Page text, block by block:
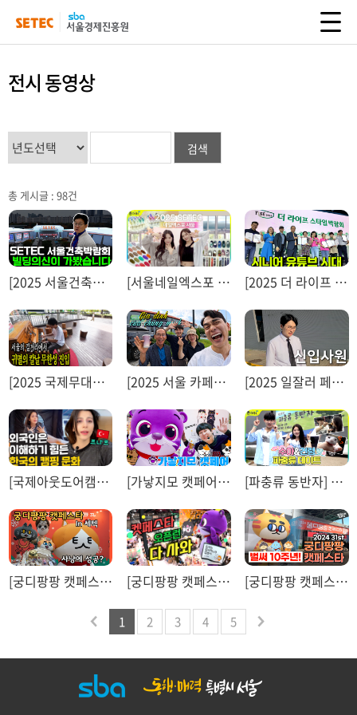
전시 동영상
총 게시글 : 98건
[2025 서울건축박람회] 빌딩의신 [서울네일엑스포 SINAIL 2025] 포켓TV [2025 더 라이프 스타일 박람회] 이남형 할머니
[2025 국제무대음향.영상.조명산업전] 콜드쉽 Coldsheep [2025 서울 카페&베이커리페어 시즌 2] HanQuocBros [2025 일잘러 페스타] 정대철
[국제아웃도어캠핑&레포츠페스티벌] Creative Den [가낳지모 캣페어] 코유뿌TV [파충류 동반자] 포켓TV
[궁디팡팡 캣페스타] 꾸꾸까까 [궁디팡팡 캣페스타] 코유뿌 TV [궁디팡팡 캣페스타] 얼라이브 트렌드
1 2 3 4 5